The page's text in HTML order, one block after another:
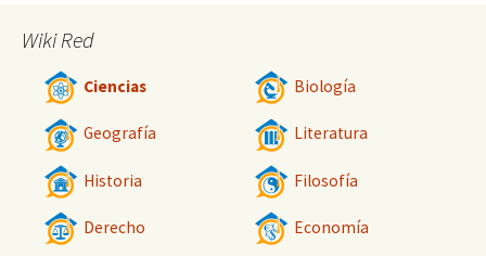
Wiki Red
Ciencias Biología
Geografía Literatura
Historia Filosofía
Derecho Economía